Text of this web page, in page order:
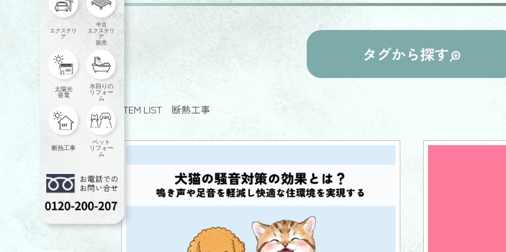
エクステリ
ア
中古
エクステリ
ア
販売
太陽光
発電
水回りの
リフォー
ム
断熱工事
ペット
リフォー
ム
タグから探す
ITEM LIST 断熱工事